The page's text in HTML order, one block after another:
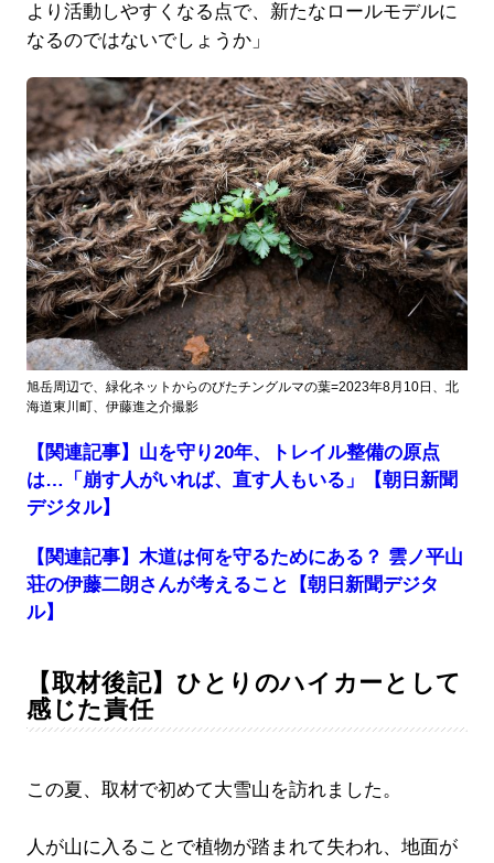
より活動しやすくなる点で、新たなロールモデルに
なるのではないでしょうか」
旭岳周辺で、緑化ネットからのびたチングルマの葉=2023年8月10日、北
海道東川町、伊藤進之介撮影
【関連記事】山を守り20年、トレイル整備の原点
は…「崩す人がいれば、直す人もいる」【朝日新聞
デジタル】
【関連記事】木道は何を守るためにある？ 雲ノ平山
荘の伊藤二朗さんが考えること【朝日新聞デジタ
ル】
【取材後記】ひとりのハイカーとして
感じた責任
この夏、取材で初めて大雪山を訪れました。
人が山に入ることで植物が踏まれて失われ、地面が